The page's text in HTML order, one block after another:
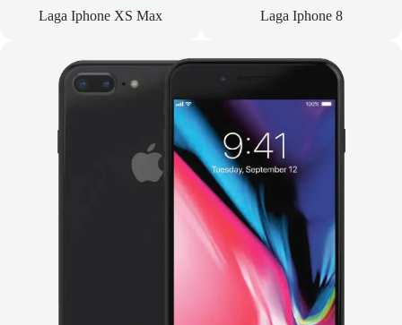
Laga Iphone XS Max Laga Iphone 8